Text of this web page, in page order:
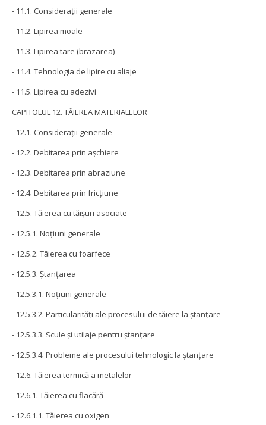
- 11.1. Consideraţii generale
- 11.2. Lipirea moale
- 11.3. Lipirea tare (brazarea)
- 11.4. Tehnologia de lipire cu aliaje
- 11.5. Lipirea cu adezivi
CAPITOLUL 12. TĂIEREA MATERIALELOR
- 12.1. Consideraţii generale
- 12.2. Debitarea prin aşchiere
- 12.3. Debitarea prin abraziune
- 12.4. Debitarea prin fricţiune
- 12.5. Tăierea cu tăişuri asociate
- 12.5.1. Noţiuni generale
- 12.5.2. Tăierea cu foarfece
- 12.5.3. Ştanţarea
- 12.5.3.1. Noţiuni generale
- 12.5.3.2. Particularităţi ale procesului de tăiere la ştanţare
- 12.5.3.3. Scule şi utilaje pentru ştanţare
- 12.5.3.4. Probleme ale procesului tehnologic la ştanţare
- 12.6. Tăierea termică a metalelor
- 12.6.1. Tăierea cu flacără
- 12.6.1.1. Tăierea cu oxigen